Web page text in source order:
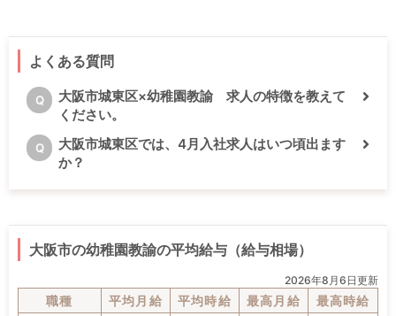
よくある質問
Q
大阪市城東区×幼稚園教諭 求人の特徴を教えて
ください。
Q
大阪市城東区では、4月入社求人はいつ頃出ます
か？
大阪市の幼稚園教諭の平均給与（給与相場）
2026年8月6日更新
職種 平均月給 平均時給 最高月給
最高時給